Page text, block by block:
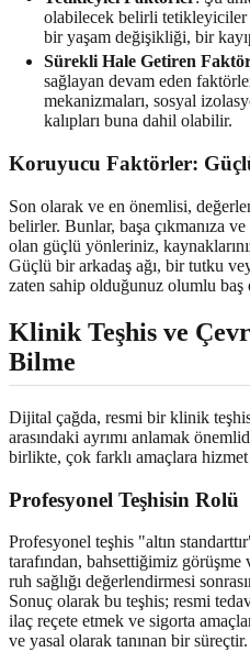
olabilecek belirli tetikleyiciler
bir yaşam değişikliği, bir
Sürekli Hale Getiren
sağlayan devam eden
mekanizmaları, sosyal
kalıpları buna dahil olabilir.
Koruyucu Faktörler:
Son olarak ve en önemlisi,
belirler. Bunlar, başa çıkmanıza
olan güçlü yönleriniz,
Güçlü bir arkadaş ağı, bir tutku
zaten sahip olduğunuz olumlu baş
Klinik Teşhis ve
Bilme
Dijital çağda, resmi bir klinik
arasındaki ayrımı anlamak
birlikte, çok farklı amaçlara hizmet
Profesyonel Teşhisin Rolü
Profesyonel teşhis "altın
tarafından, bahsettiğimiz
ruh sağlığı değerlendirmesi
Sonuç olarak bu teşhis; resmi
ilaç reçete etmek ve sigorta
ve yasal olarak tanınan bir süreçtir.